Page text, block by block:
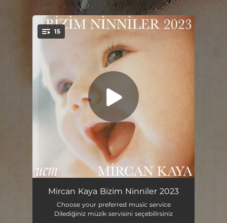
You're all set!
15
Uyusun da Büyüsün 04:23
Bol Soğanlı Börülce 02:19
Mircan Kaya Bizim Ninniler 2023
Choose your preferred music service
Dilediğiniz müzik servisini seçebilirsiniz